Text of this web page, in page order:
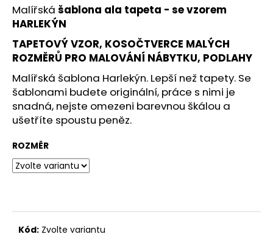
Malířská šablona ala tapeta - se vzorem
HARLEKÝN
TAPETOVÝ VZOR, KOSOČTVERCE MALÝCH
ROZMĚRŮ PRO MALOVÁNÍ NÁBYTKU, PODLAHY
Malířská šablona Harlekýn. Lepší než tapety. Se
šablonami budete originální, práce s nimi je
snadná, nejste omezeni barevnou škálou a
ušetříte spoustu peněz.
ROZMĚR
Kód: Zvolte variantu
č
u
j
e
m
e
S076
MALÍŘSKÁ
MEDINA
180
Kč